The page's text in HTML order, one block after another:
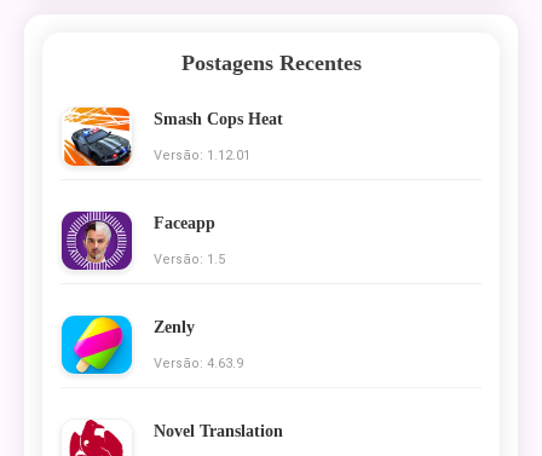
Postagens Recentes
Smash Cops Heat
Versão: 1.12.01
Faceapp
Versão: 1.5
Zenly
Versão: 4.63.9
Novel Translation